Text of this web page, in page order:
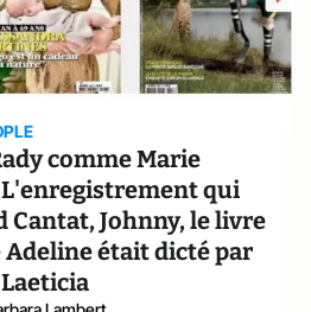
comme Marie
qui
Cantat, Johnny, le livre
Adeline était dicté par
Laeticia